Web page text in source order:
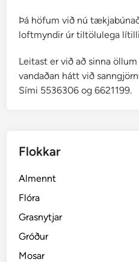
Þá höfum við nú
loftmyndir úr tiltölulega
Leitast er við að sinna
vandaðan hátt við
Sími 5536306 og 6621199.
Flokkar
Almennt
Flóra
Grasnytjar
Gróður
Mosar